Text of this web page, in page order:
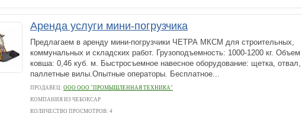
Аренда услуги мини-погрузчика
Предлагаем в аренду мини-погрузчики ЧЕТРА МКСМ для строительных,
коммунальных и складских работ. Грузоподъемность: 1000-1200 кг. Объем
ковша: 0,46 куб. м. Быстросъемное навесное оборудование: щетка, отвал,
паллетные вилы.Опытные операторы. Бесплатное...
ПРОДАВЕЦ: ООО ООО "ПРОМЫШЛЕННАЯ ТЕХНИКА"
КОМПАНИЯ ИЗ ЧЕБОКСАР
КОЛИЧЕСТВО ПРОСМОТРОВ: 4